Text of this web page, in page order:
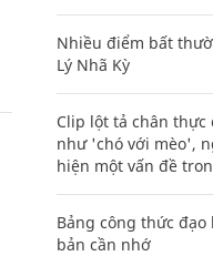
Nhiều điểm bất
Lý Nhã Kỳ
Clip lột tả chân thực
như 'chó với mèo',
hiện một vấn đề
Bảng công thức
bản cần nhớ